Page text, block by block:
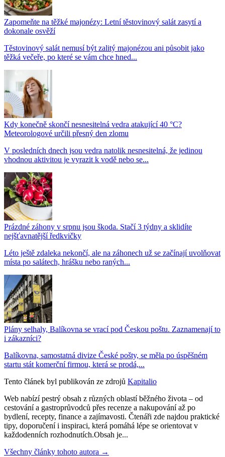
Zapomeňte na těžké majonézy: Letní těstovinový salát zasytí a
dokonale osvěží
Těstovinový salát nemusí být zalitý majonézou ani působit jako
těžká večeře, po které se vám chce hned...
Kdy konečně skončí nesnesitelná vedra atakující 40 °C?
Meteorologové určili přesný den zlomu
V posledních dnech jsou vedra natolik nesnesitelná, že jedinou
vhodnou aktivitou je vyrazit k vodě nebo se...
Prázdné záhony v srpnu jsou škoda. Stačí 3 týdny a sklidíte
nejšťavnatější ředkvičky
Léto ještě zdaleka nekončí, ale na záhonech už se začínají uvolňovat
místa po salátech, hrášku nebo raných...
Plány selhaly, Balíkovna se vrací pod Českou poštu. Zaznamenají to
i zákazníci?
Balíkovna, samostatná divize České pošty, se měla po úspěšném
startu stát komerční firmou, která se prodá,...
Tento článek byl publikován ze zdrojů Kapitalio
Web nabízí pestrý obsah z různých oblastí běžného života – od
cestování a gastroprůvodců přes recenze a nakupování až po
bydlení, recepty, finance a zajímavosti. Čtenáři zde najdou praktické
tipy, doporučení i inspiraci, která pomáhá lépe se orientovat v
každodenních rozhodnutích.Obsah je...
Všechny články tohoto autora →